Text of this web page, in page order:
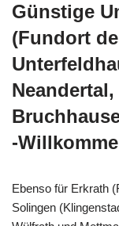
Günstige
(Fundort
-
Ebenso für Erkrath
Solingen